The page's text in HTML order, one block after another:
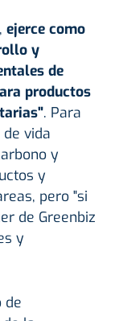
ejerce como
y
de
productos
. Para
vida
y
y
pero "si
de Greenbiz
y
de